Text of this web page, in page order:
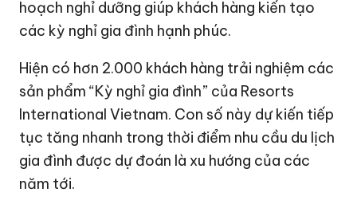
hoạch nghỉ dưỡng giúp khách hàng kiến tạo
các kỳ nghỉ gia đình hạnh phúc.
Hiện có hơn 2.000 khách hàng trải nghiệm các
sản phẩm “Kỳ nghỉ gia đình” của Resorts
International Vietnam. Con số này dự kiến tiếp
tục tăng nhanh trong thời điểm nhu cầu du lịch
gia đình được dự đoán là xu hướng của các
năm tới.